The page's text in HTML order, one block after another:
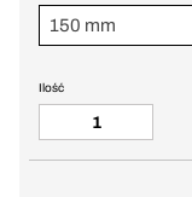
150 mm
Ilość